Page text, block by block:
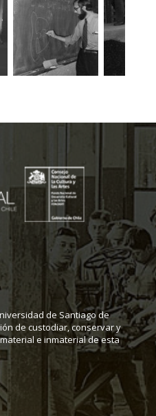
de Santiago de
de custodiar, conservar y
e inmaterial de esta